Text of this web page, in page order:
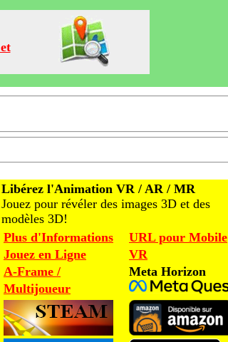
Libérez l'Animation VR / AR / MR
Jouez pour révéler des images 3D et des
modèles 3D!
Plus d'Informations
Jouez en Ligne
A-Frame /
Multijoueur
URL pour Mobile
VR
Meta Horizon